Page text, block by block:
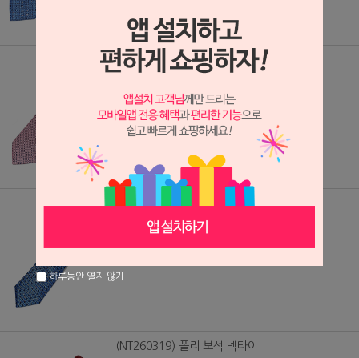
(NT260329) 폴리 보석 자동 넥타이
(NT260318) 폴리 보석 넥타이
15,900원
(NT260319) 폴리 보석 넥타이
하루동안 열지 않기